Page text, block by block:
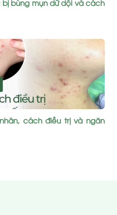
bị bùng mụn dữ dội và cách
cách điều trị và ngăn